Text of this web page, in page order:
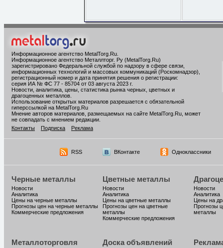
Информационное агентство MetalTorg.Ru
Информационное агентство Металлторг. Ру (MetalTorg.Ru)
зарегистрировано Федеральной службой по надзору в сфере связи,
информационных технологий и массовых коммуникаций (Роскомнадзор),
регистрационный номер и дата принятия решения о регистрации:
серия ИА № ФС 77 - 85704 от 03 августа 2023 г.
Новости, аналитика, цены, статистика рынка черных, цветных и
драгоценных металлов.
Использование открытых материалов разрешается с обязательной
гиперссылкой на MetalTorg.Ru
Мнение авторов материалов, размещаемых на сайте MetalTorg.Ru, может
не совпадать с мнением редакции.
Контакты
Подписка Реклама
RSS ВКонтакте Одноклассники
Черные металлы
Новости
Аналитика
Цены на черные металлы
Прогнозы цен на черные металлы
Коммерческие предложения
Цветные металлы
Новости
Аналитика
Цены на цветные металлы
Прогнозы цен на цветные
металлы
Коммерческие предложения
Новости
Аналитика
Цены на
Прогнозы
металлы
Металлоторговля Доска объявлений